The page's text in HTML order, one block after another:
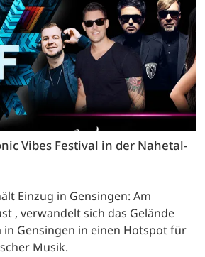
Vibes Festival in der Nahetal-
Einzug in Gensingen: Am
, verwandelt sich das Gelände
in Gensingen in einen Hotspot für
Musik.